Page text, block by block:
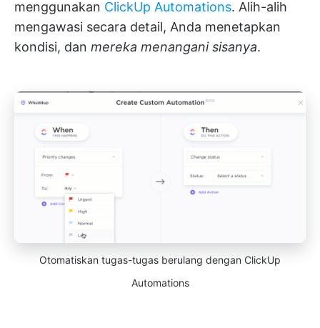
menggunakan ClickUp Automations. Alih-alih
mengawasi secara detail, Anda menetapkan
kondisi, dan mereka menangani sisanya.
Otomatiskan tugas-tugas berulang dengan ClickUp
Automations